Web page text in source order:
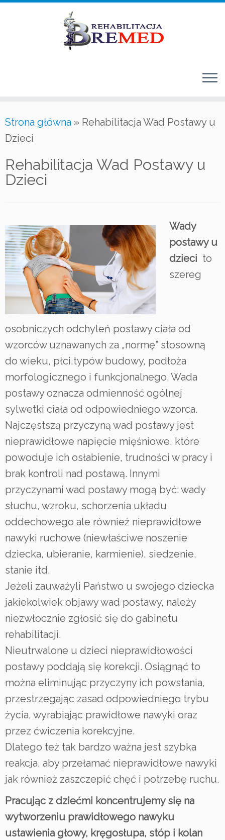
Strona główna » Rehabilitacja Wad Postawy u
Dzieci
Rehabilitacja Wad Postawy u
Dzieci
Wady
postawy u
dzieci to
szereg
osobniczych odchyleń postawy ciała od
wzorców uznawanych za „normę” stosowną
do wieku, płci,typów budowy, podłoża
morfologicznego i funkcjonalnego. Wada
postawy oznacza odmienność ogólnej
sylwetki ciała od odpowiedniego wzorca.
Najczęstszą przyczyną wad postawy jest
nieprawidłowe napięcie mięśniowe, które
powoduje ich osłabienie, trudności w pracy i
brak kontroli nad postawą. Innymi
przyczynami wad postawy mogą być: wady
słuchu, wzroku, schorzenia układu
oddechowego ale również nieprawidłowe
nawyki ruchowe (niewłaściwe noszenie
dziecka, ubieranie, karmienie), siedzenie,
stanie itd.
Jeżeli zauważyli Państwo u swojego dziecka
jakiekolwiek objawy wad postawy, należy
niezwłocznie zgłosić się do gabinetu
rehabilitacji.
Nieutrwalone u dzieci nieprawidłowości
postawy poddają się korekcji. Osiągnąć to
można eliminując przyczyny ich powstania,
przestrzegając zasad odpowiedniego trybu
życia, wyrabiając prawidłowe nawyki oraz
przez ćwiczenia korekcyjne.
Dlatego też tak bardzo ważna jest szybka
reakcja, aby przełamać nieprawidłowe nawyki
jak również zaszczepić chęć i potrzebę ruchu.
Pracując z dziećmi koncentrujemy się na
wytworzeniu prawidłowego nawyku
ustawienia głowy, kręgosłupa, stóp i kolan